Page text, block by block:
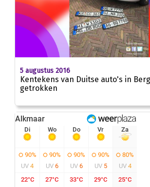
5 augustus 2016
Kentekens van Duitse auto's in
getrokken